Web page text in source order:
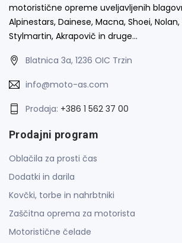
motoristične opreme uveljavljenih
Alpinestars, Dainese, Macna, Shoei,
Stylmartin, Akrapovič in druge…
Blatnica 3a, 1236 OIC Trzin
info@moto-as.com
Prodaja: +386 1 562 37 00
Prodajni program
Oblačila za prosti čas
Dodatki in darila
Kovčki, torbe in nahrbtniki
Zaščitna oprema za motorista
Motoristične čelade